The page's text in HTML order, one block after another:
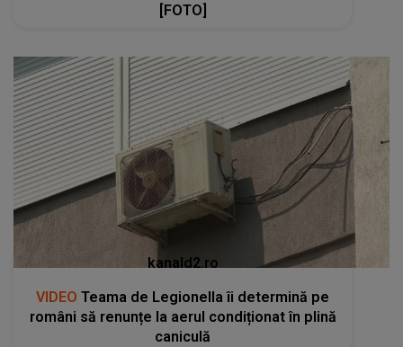
[FOTO]
kanald2.ro
VIDEO Teama de Legionella îi determină pe
români să renunțe la aerul condiționat în plină
caniculă